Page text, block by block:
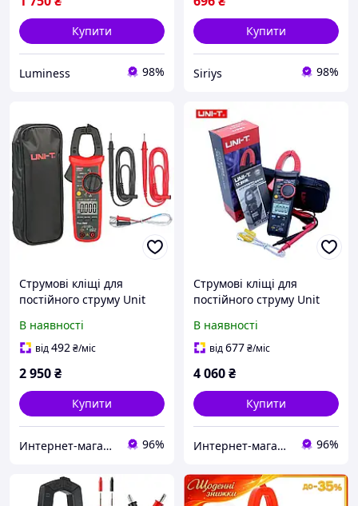
Купити
Luminess 98%
Купити
Siriys 98%
Струмові кліщі для
постійного струму Unit
В наявності
від492₴/міс
2 950₴
Купити
Интернет-магазин "Radio82" 96%
Струмові кліщі для
постійного струму Unit
В наявності
від677₴/міс
4 060₴
Купити
Интернет-магазин "Radio82" 96%